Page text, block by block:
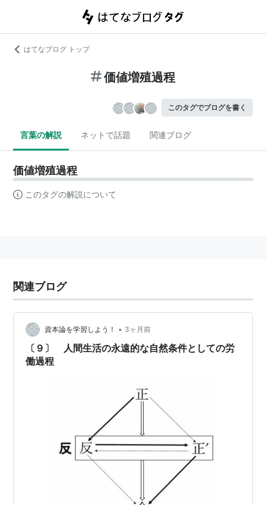
はてなブログ トップ
価値増殖過程
このタグでブログを書く
言葉の解説 ネットで話題 関連ブログ
価値増殖過程
このタグの解説について
関連ブログ
資本論を学習しよう！ • 3ヶ月前
〔９〕 人間生活の永遠的な自然条件としての労
働過程